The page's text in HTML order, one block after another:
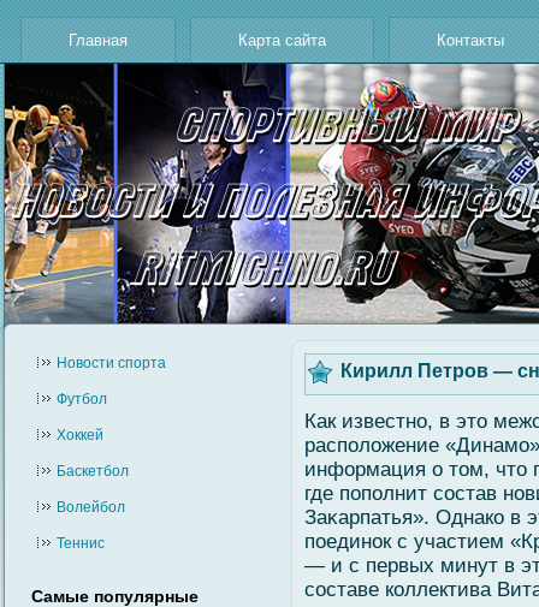
Главная Карта сайта Контакты
Новости cпорта
Футбол
Хоккей
Баскетбол
Волейбол
Теннис
Самые популярные
Кирилл Петров —
Как известно, в это
располοжение
информация о том, что
где пополнит сοстав
Заκарпатья». Однако в
поединок с участием
— и с первых минут в
сοставе коллектива